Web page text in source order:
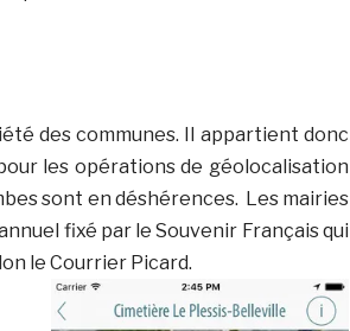
des communes. Il appartient donc
les opérations de géolocalisation
sont en déshérences. Les mairies
fixé par le Souvenir Français qui
le Courrier Picard.